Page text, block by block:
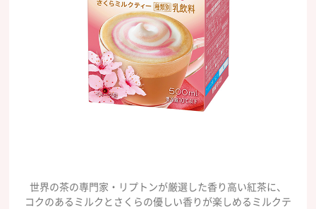
世界の茶の専門家・リプトンが厳選した香り高い紅茶に、
コクのあるミルクとさくらの優しい香りが楽しめるミルクテ